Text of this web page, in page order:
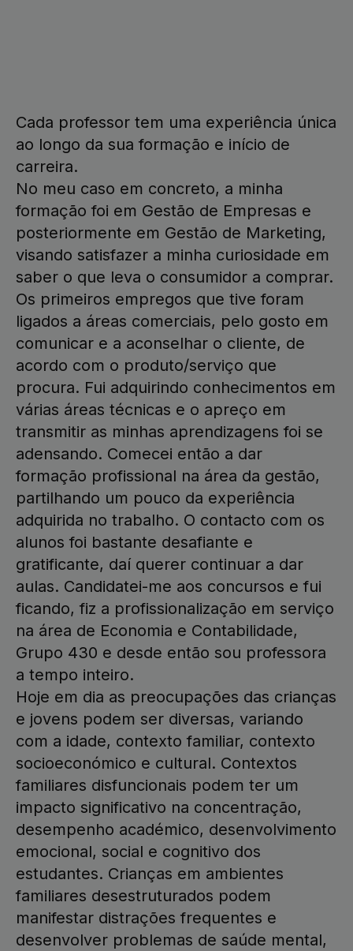
Cada professor tem uma experiência única
ao longo da sua formação e início de
carreira.
No meu caso em concreto, a minha
formação foi em Gestão de Empresas e
posteriormente em Gestão de Marketing,
visando satisfazer a minha curiosidade em
saber o que leva o consumidor a comprar.
Os primeiros empregos que tive foram
ligados a áreas comerciais, pelo gosto em
comunicar e a aconselhar o cliente, de
acordo com o produto/serviço que
procura. Fui adquirindo conhecimentos em
várias áreas técnicas e o apreço em
transmitir as minhas aprendizagens foi se
adensando. Comecei então a dar
formação profissional na área da gestão,
partilhando um pouco da experiência
adquirida no trabalho. O contacto com os
alunos foi bastante desafiante e
gratificante, daí querer continuar a dar
aulas. Candidatei-me aos concursos e fui
ficando, fiz a profissionalização em serviço
na área de Economia e Contabilidade,
Grupo 430 e desde então sou professora
a tempo inteiro.
Hoje em dia as preocupações das crianças
e jovens podem ser diversas, variando
com a idade, contexto familiar, contexto
socioeconómico e cultural. Contextos
familiares disfuncionais podem ter um
impacto significativo na concentração,
desempenho académico, desenvolvimento
emocional, social e cognitivo dos
estudantes. Crianças em ambientes
familiares desestruturados podem
manifestar distrações frequentes e
desenvolver problemas de saúde mental,